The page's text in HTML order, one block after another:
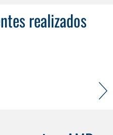
realizados